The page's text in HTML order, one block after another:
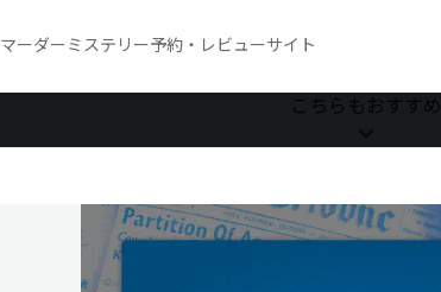
マーダーミステリー予約・レビューサイト
こちらもおすすめ